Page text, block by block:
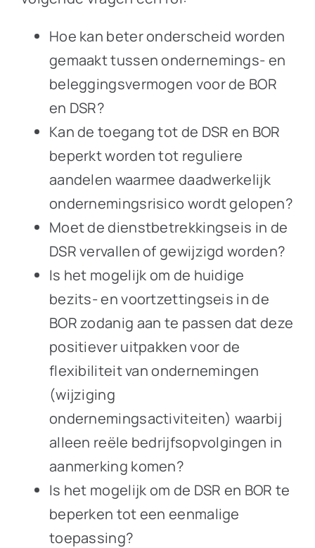
Hoe kan beter onderscheid worden
gemaakt tussen ondernemings- en
beleggingsvermogen voor de BOR
en DSR?
Kan de toegang tot de DSR en BOR
beperkt worden tot reguliere
aandelen waarmee daadwerkelijk
ondernemingsrisico wordt gelopen?
Moet de dienstbetrekkingseis in de
DSR vervallen of gewijzigd worden?
Is het mogelijk om de huidige
bezits- en voortzettingseis in de
BOR zodanig aan te passen dat deze
positiever uitpakken voor de
flexibiliteit van ondernemingen
(wijziging
ondernemingsactiviteiten) waarbij
alleen reële bedrijfsopvolgingen in
aanmerking komen?
Is het mogelijk om de DSR en BOR te
beperken tot een eenmalige
toepassing?